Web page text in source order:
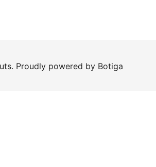
Proudly powered by Botiga